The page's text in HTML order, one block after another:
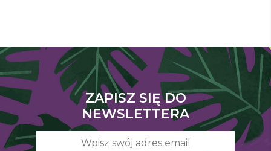
ZAPISZ SIĘ DO
NEWSLETTERA